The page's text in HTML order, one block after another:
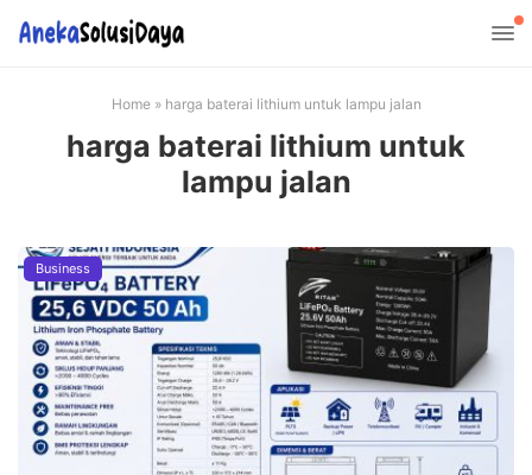
Home» harga baterai lithium untuk lampu jalan
harga baterai lithium untuk
lampu jalan
Business